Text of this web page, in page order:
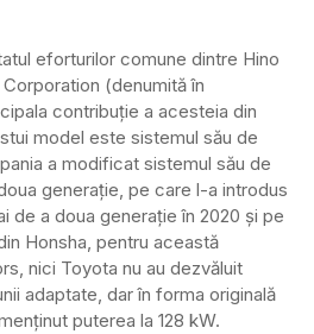
eforturilor comune dintre Hino
(denumită în
contribuție a acesteia din
model este sistemul său de
a modificat sistemul său de
generație, pe care l-a introdus
de a doua generație în 2020 și pe
Honsha, pentru această
nici Toyota nu au dezvăluit
adaptate, dar în forma originală
puterea la 128 kW.